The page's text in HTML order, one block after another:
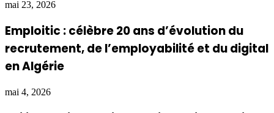
mai 23, 2026
Emploitic : célèbre 20 ans d’évolution du
recrutement, de l’employabilité et du digital
en Algérie
mai 4, 2026